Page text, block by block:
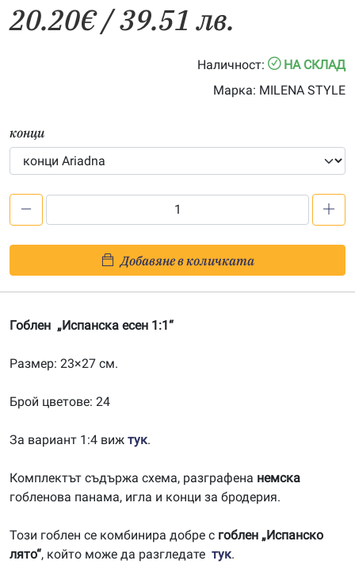
20.20€/ 39.51 лв.
Наличност:
НА СКЛАД
Марка: MILENA STYLE
конци
есен
1:1
Добавяне в количката
Гоблен „Испанска есен 1:1“
Размер: 23×27 см.
Брой цветове: 24
За вариант 1:4 виж тук.
Комплектът съдържа схема, разграфена немска
гобленова панама, игла и конци за бродерия.
Този гоблен се комбинира добре с гоблен „Испанско
лято“, който може да разгледате тук.